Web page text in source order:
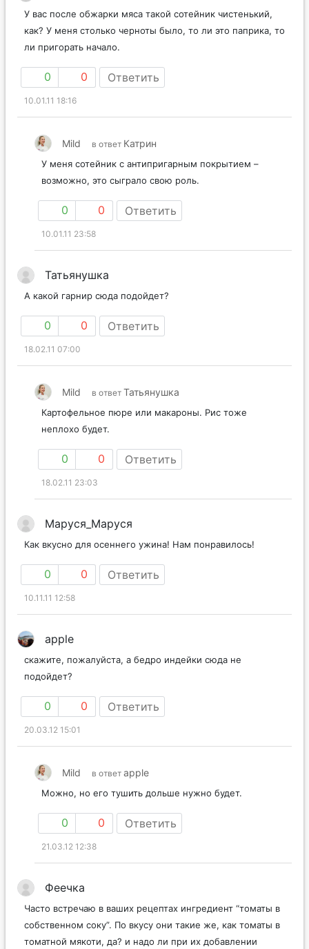
У вас после обжарки мяса такой сотейник чистенький,
как? У меня столько черноты было, то ли это паприка, то
ли пригорать начало.
0 0 Ответить
10.01.11 18:16
Mild в ответ Катрин
У меня сотейник с антипригарным покрытием –
возможно, это сыграло свою роль.
0 0 Ответить
10.01.11 23:58
Татьянушка
А какой гарнир сюда подойдет?
0 0 Ответить
18.02.11 07:00
Mild в ответ Татьянушка
Картофельное пюре или макароны. Рис тоже
неплохо будет.
0 0 Ответить
18.02.11 23:03
Маруся_Маруся
Как вкусно для осеннего ужина! Нам понравилось!
0 0 Ответить
10.11.11 12:58
apple
скажите, пожалуйста, а бедро индейки сюда не
подойдет?
0 0 Ответить
20.03.12 15:01
Mild в ответ apple
Можно, но его тушить дольше нужно будет.
0 0 Ответить
21.03.12 12:38
Феечка
Часто встречаю в ваших рецептах ингредиент “томаты в
собственном соку”. По вкусу они такие же, как томаты в
томатной мякоти, да? и надо ли при их добавлении